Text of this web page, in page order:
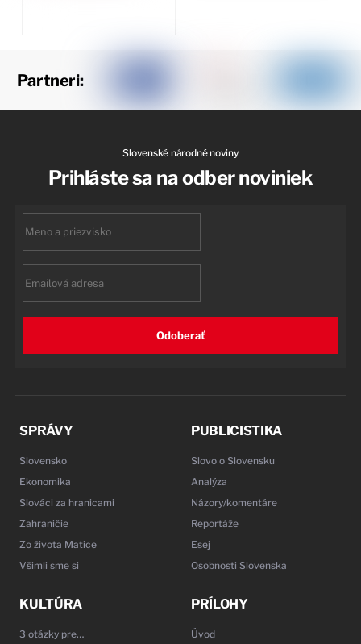
Partneri:
Slovenské národné noviny
Prihláste sa na odber noviniek
Odoberať
SPRÁVY
Slovensko
Ekonomika
Slováci za hranicami
Zahraničie
Zo života Matice
Všimli sme si
PUBLICISTIKA
Slovo o Slovensku
Analýza
Názory/komentáre
Reportáže
Esej
Osobnosti Slovenska
KULTÚRA
3 otázky pre…
PRÍLOHY
Úvod